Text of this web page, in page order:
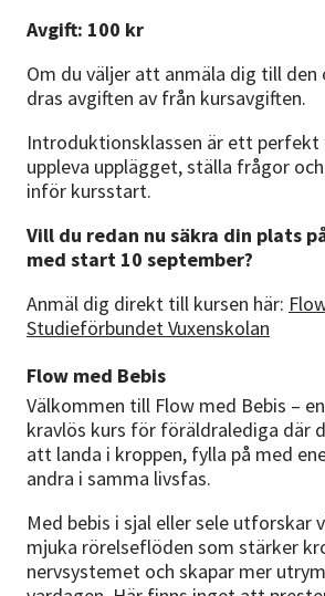
Avgift: 100 kr
Om du väljer att anmäla dig till den
dras avgiften av från kursavgiften.
Introduktionsklassen är ett
uppleva upplägget, ställa frågor
inför kursstart.
Vill du redan nu säkra din plats
med start 10 september?
Anmäl dig direkt till kursen här:
Studieförbundet Vuxenskolan
Flow med Bebis
Välkommen till Flow med Bebis –
kravlös kurs för föräldralediga där
att landa i kroppen, fylla på med
andra i samma livsfas.
Med bebis i sjal eller sele utforskar
mjuka rörelseflöden som stärker
nervsystemet och skapar mer